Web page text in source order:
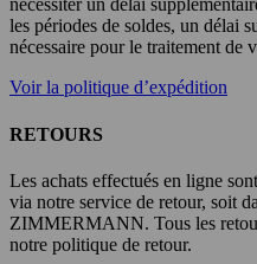
nécessiter un délai
les périodes de soldes, un délai
nécessaire pour le traitement de
Voir la politique d’expédition
RETOURS
Les achats effectués en ligne
via notre service de retour, soit
ZIMMERMANN. Tous les
notre politique de retour.